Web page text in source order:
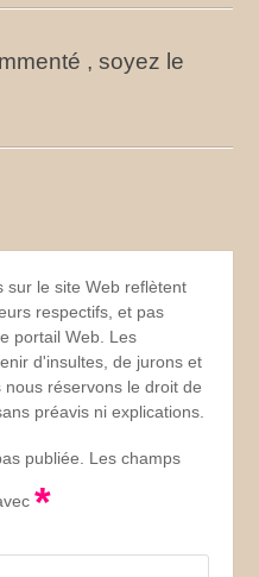
, soyez le
sur le site Web reflètent
respectifs, et pas
portail Web. Les
d'insultes, de jurons et
réservons le droit de
préavis ni explications.
publiée. Les champs
*